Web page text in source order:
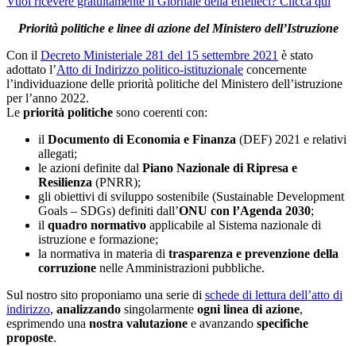
Priorità politiche e linee di azione del Ministero dell’Istruzione
Con il Decreto Ministeriale 281 del 15 settembre 2021 è stato
adottato l’Atto di Indirizzo politico-istituzionale concernente
l’individuazione delle priorità politiche del Ministero dell’istruzione
per l’anno 2022.
Le priorità politiche sono coerenti con:
il Documento di Economia e Finanza (DEF) 2021 e relativi
allegati;
le azioni definite dal Piano Nazionale di Ripresa e
Resilienza (PNRR);
gli obiettivi di sviluppo sostenibile (Sustainable Development
Goals – SDGs) definiti dall’ONU con l’Agenda 2030;
il quadro normativo applicabile al Sistema nazionale di
istruzione e formazione;
la normativa in materia di trasparenza e prevenzione della
corruzione nelle Amministrazioni pubbliche.
Sul nostro sito proponiamo una serie di schede di lettura dell’atto di
indirizzo, analizzando singolarmente ogni linea di azione,
esprimendo una nostra valutazione e avanzando specifiche
proposte.